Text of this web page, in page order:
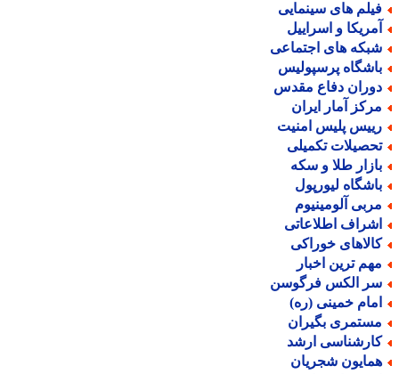
های سینمایی
و اسراییل
های اجتماعی
پرسپولیس
دفاع مقدس
آمار ایران
پلیس امنیت
تکمیلی
طلا و سکه
لیورپول
آلومینیوم
اطلاعاتی
خوراکی
ترین اخبار
الکس فرگوسن
خمینی (ره)
بگیران
ارشد
شجریان